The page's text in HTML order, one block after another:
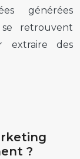
générées
retrouvent
extraire des
?